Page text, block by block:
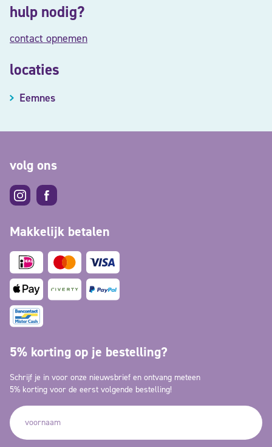
hulp nodig?
contact opnemen
locaties
Eemnes
volg ons
Makkelijk betalen
5% korting op je bestelling?
Schrijf je in voor onze nieuwsbrief en ontvang meteen
5% korting voor de eerst volgende bestelling!